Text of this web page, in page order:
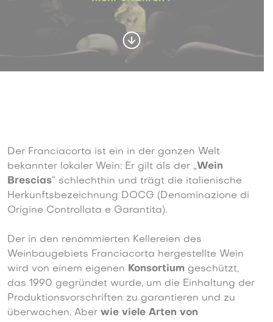
Der Franciacorta ist ein in der ganzen Welt
bekannter lokaler Wein: Er gilt als der „Wein
Brescias“ schlechthin und trägt die italienische
Herkunftsbezeichnung DOCG (Denominazione di
Origine Controllata e Garantita).
Der in den renommierten Kellereien des
Weinbaugebiets Franciacorta hergestellte Wein
wird von einem eigenen Konsortium geschützt,
das 1990 gegründet wurde, um die Einhaltung der
Produktionsvorschriften zu garantieren und zu
überwachen. Aber wie viele Arten von